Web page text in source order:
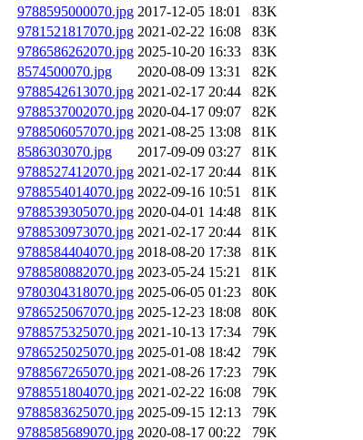
9788595000070.jpg 2017-12-05 18:01
83K
9781521817070.jpg 2021-02-22 16:08
83K
9786586262070.jpg 2025-10-20 16:33
83K
8574500070.jpg
2020-08-09 13:31
82K
9788542613070.jpg 2021-02-17 20:44
82K
9788537002070.jpg 2020-04-17 09:07
82K
9788506057070.jpg 2021-08-25 13:08
81K
8586303070.jpg
2017-09-09 03:27
81K
9788527412070.jpg 2021-02-17 20:44
81K
9788554014070.jpg 2022-09-16 10:51
81K
9788539305070.jpg 2020-04-01 14:48
81K
9788530973070.jpg 2021-02-17 20:44
81K
9788584404070.jpg 2018-08-20 17:38
81K
9788580882070.jpg 2023-05-24 15:21
81K
9780304318070.jpg 2025-06-05 01:23
80K
9786525067070.jpg 2025-12-23 18:08
80K
9788575325070.jpg 2021-10-13 17:34
79K
9786525025070.jpg 2025-01-08 18:42
79K
9788567265070.jpg 2021-08-26 17:23
79K
9788551804070.jpg 2021-02-22 16:08
79K
9788583625070.jpg 2025-09-15 12:13
79K
9788585689070.jpg 2020-08-17 00:22 79K